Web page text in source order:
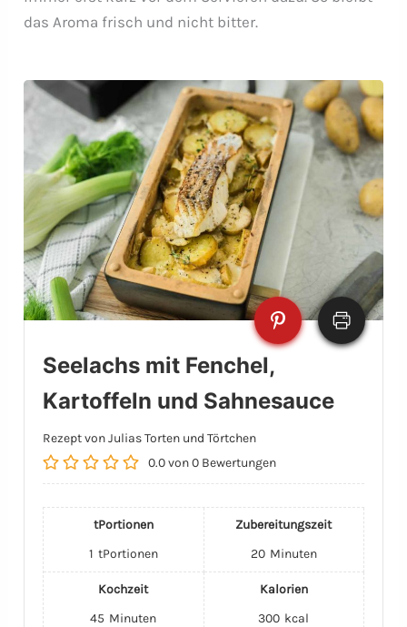
das Aroma frisch und nicht bitter.
Seelachs mit Fenchel,
Kartoffeln und Sahnesauce
Rezept von Julias Torten und Törtchen
0.0von0 Bewertungen
tPortionen
1 tPortionen
Zubereitungszeit
20 Minuten
Kochzeit
45 Minuten
Kalorien
300 kcal